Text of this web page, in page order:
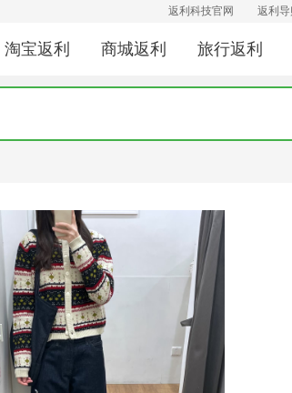
返利科技官网 返利
淘宝返利 商城返利 旅行返利